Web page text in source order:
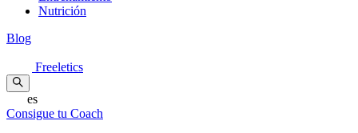
Nutrición
Blog
Freeletics
es
Consigue tu Coach